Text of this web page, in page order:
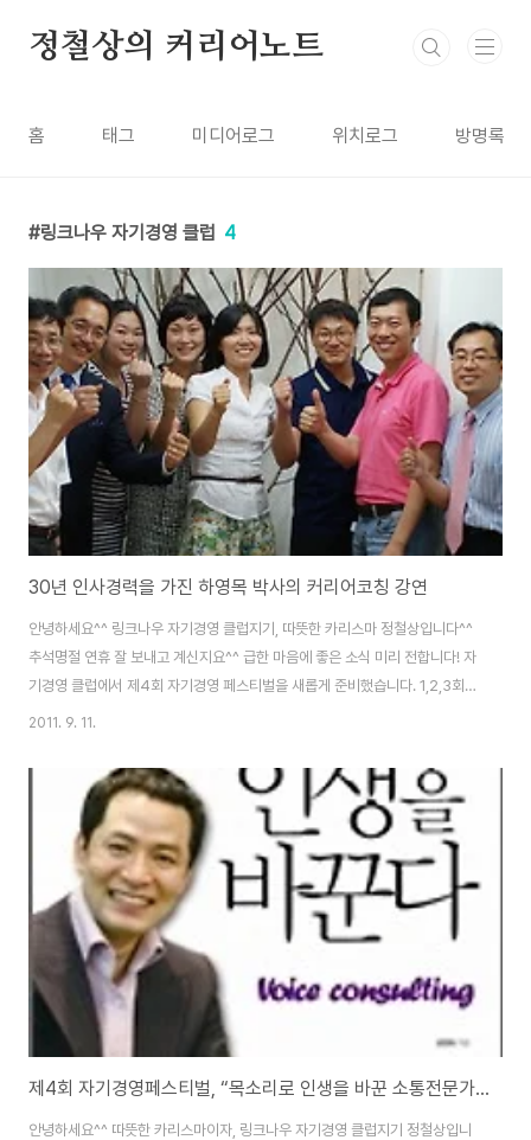
정철상의 커리어노트
홈 태그 미디어로그 위치로그 방명록
링크나우 자기경영 클럽 4
30년 인사경력을 가진 하영목 박사의 커리어코칭 강연
안녕하세요^^ 링크나우 자기경영 클럽지기, 따뜻한 카리스마 정철상입니다^^
추석명절 연휴 잘 보내고 계신지요^^ 급한 마음에 좋은 소식 미리 전합니다! 자
기경영 클럽에서 제4회 자기경영 페스티벌을 새롭게 준비했습니다. 1,2,3회
행사에는 공병호 박사와 구본형 소장과 제가 강연을 진행했는데요. 모든 행사
두 훌륭한 말씀을 전해주셨는데요-_-;;; 제게는 큰 배움이 되었습니다^^* 자기
경영 행사에 참석자분들도 크게 만족하셨답니다. 제 강의는 명예 회복 차원에
서 별도로 자리를 마련토록 하겠습니다^^ 강연에서 해주신 귀한 말씀은 제 블
로그(www.careernote.co.kr) 와 자기경영 클럽
(http://www.linknow.kr/..
2011. 9. 11.
제4회 자기경영페스티벌, “목소리로 인생을 바꾼 소통전문가 김창옥의 목소리 인생”
안녕하세요^^ 따뜻한 카리스마이자, 링크나우 자기경영 클럽지기 정철상입니